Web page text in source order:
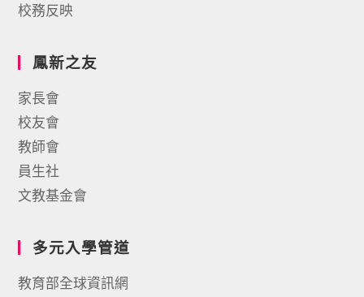
校務反映
鳳新之友
家長會
校友會
教師會
員生社
文教基金會
多元入學管道
教育部全球資訊網